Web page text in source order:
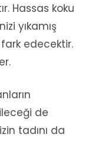
Hassas koku
yıkamış
edecektir.
de
tadını da